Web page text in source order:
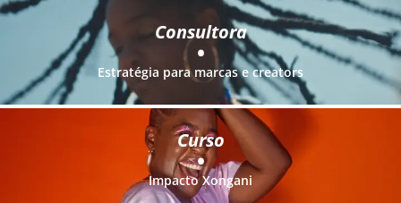
Consultora
•
Estratégia para marcas e creators
Curso
•
Impacto Xongani